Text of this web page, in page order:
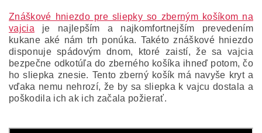
Znáškové hniezdo pre sliepky so zberným košíkom na
vajcia je najlepším a najkomfortnejším prevedením
kukane aké nám trh ponúka. Takéto znáškové hniezdo
disponuje spádovým dnom, ktoré zaistí, že sa vajcia
bezpečne odkotúľa do zberného košíka ihneď potom, čo
ho sliepka znesie. Tento zberný košík má navyše kryt a
vďaka nemu nehrozí, že by sa sliepka k vajcu dostala a
poškodila ich ak ich začala požierať.